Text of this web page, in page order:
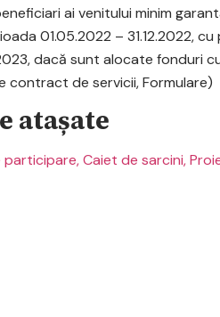
ai venitului minim
01.05.2022 – 31.12.2022,
dacă sunt alocate fonduri
contract de servicii, Formulare)
atașate
participare, Caiet de sarcini,